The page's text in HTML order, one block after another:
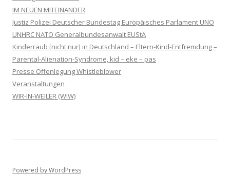
IM NEUEN MITEINANDER
Justiz Polizei Deutscher Bundestag Europäisches Parlament UNO
UNHRC NATO Generalbundesanwalt EUStA
Kinderraub [nicht nur] in Deutschland – Eltern-Kind-Entfremdung –
Parental-Alienation-Syndrome, kid – eke – pas
Presse Offenlegung Whistleblower
Veranstaltungen
WIR-IN-WEILER (WIW)
Powered by WordPress